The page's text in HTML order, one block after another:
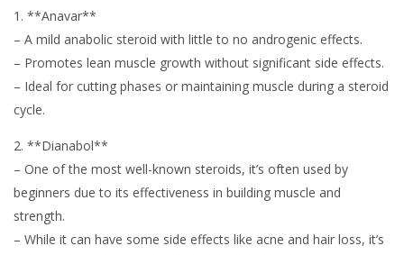
1. **Anavar**
– A mild anabolic steroid with little to no androgenic effects.
– Promotes lean muscle growth without significant side effects.
– Ideal for cutting phases or maintaining muscle during a steroid
cycle.
2. **Dianabol**
– One of the most well-known steroids, it’s often used by
beginners due to its effectiveness in building muscle and
strength.
– While it can have some side effects like acne and hair loss, it’s